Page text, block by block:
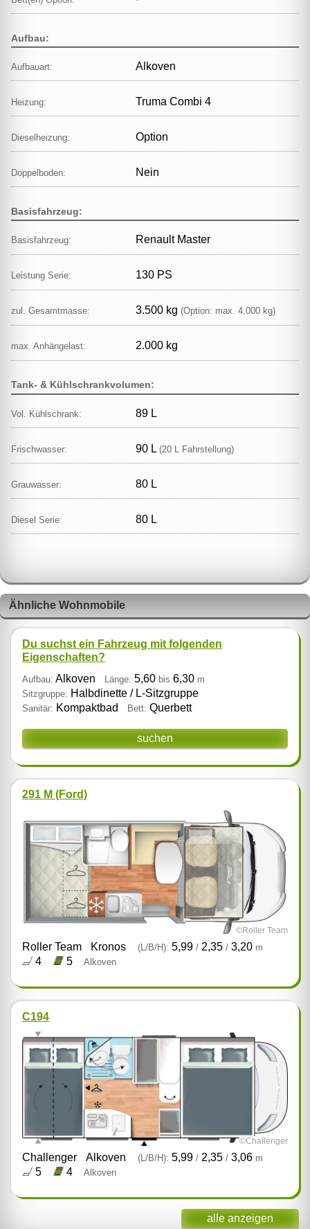
Aufbau:
Aufbauart: Alkoven
Heizung: Truma Combi 4
Dieselheizung: Option
Doppelboden: Nein
Basisfahrzeug:
Basisfahrzeug: Renault Master
Leistung Serie: 130 PS
zul. Gesamtmasse: 3.500 kg (Option: max. 4.000 kg)
max. Anhängelast: 2.000 kg
Tank- & Kühlschrankvolumen:
Vol. Kühlschrank: 89 L
Frischwasser: 90 L (20 L Fahrstellung)
Grauwasser: 80 L
Diesel Serie: 80 L
Ähnliche Wohnmobile
Du suchst ein Fahrzeug mit folgenden
Eigenschaften?
Aufbau: Alkoven Länge: 5,60 bis 6,30 m
Sitzgruppe: Halbdinette / L‑Sitzgruppe
Sanitär: Kompaktbad Bett: Querbett
suchen
291 M (Ford)
©Roller Team
Roller Team Kronos (L/B/H): 5,99 /2,35 /3,20 m
4 5 Alkoven
C194
©Challenger
Challenger Alkoven (L/B/H): 5,99 /2,35 /3,06 m
5 4 Alkoven
alle anzeigen